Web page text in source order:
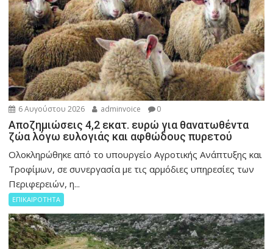
6 Αυγούστου 2026 adminvoice 0
Αποζημιώσεις 4,2 εκατ. ευρώ για θανατωθέντα
ζώα λόγω ευλογιάς και αφθώδους πυρετού
Ολοκληρώθηκε από το υπουργείο Αγροτικής Ανάπτυξης και
Τροφίμων, σε συνεργασία με τις αρμόδιες υπηρεσίες των
Περιφερειών, η...
ΕΠΙΚΑΙΡΟΤΗΤΑ